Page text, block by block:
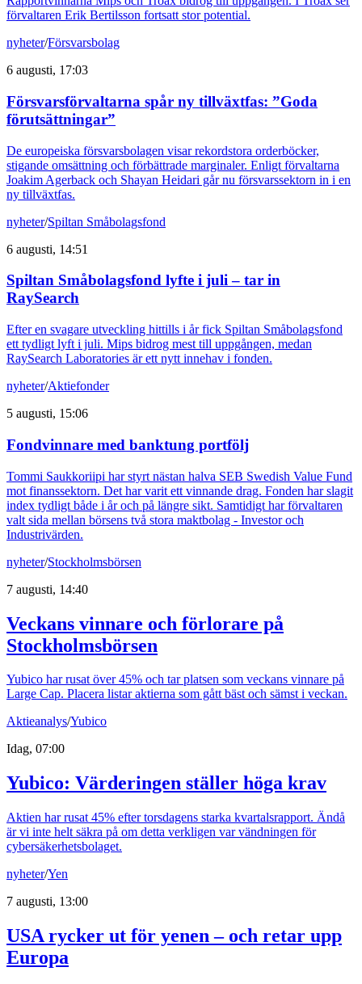
förvaltaren Erik Bertilsson fortsatt stor potential.
nyheter/Försvarsbolag
6 augusti, 17:03
Försvarsförvaltarna spår ny tillväxtfas: ”Goda
förutsättningar”
De europeiska försvarsbolagen visar rekordstora orderböcker,
stigande omsättning och förbättrade marginaler. Enligt förvaltarna
Joakim Agerback och Shayan Heidari går nu försvarssektorn in i en
ny tillväxtfas.
nyheter/Spiltan Småbolagsfond
6 augusti, 14:51
Spiltan Småbolagsfond lyfte i juli – tar in
RaySearch
Efter en svagare utveckling hittills i år fick Spiltan Småbolagsfond
ett tydligt lyft i juli. Mips bidrog mest till uppgången, medan
RaySearch Laboratories är ett nytt innehav i fonden.
nyheter/Aktiefonder
5 augusti, 15:06
Fondvinnare med banktung portfölj
Tommi Saukkoriipi har styrt nästan halva SEB Swedish Value Fund
mot finanssektorn. Det har varit ett vinnande drag. Fonden har slagit
index tydligt både i år och på längre sikt. Samtidigt har förvaltaren
valt sida mellan börsens två stora maktbolag - Investor och
Industrivärden.
nyheter/Stockholmsbörsen
7 augusti, 14:40
Veckans vinnare och förlorare på
Stockholmsbörsen
Yubico har rusat över 45% och tar platsen som veckans vinnare på
Large Cap. Placera listar aktierna som gått bäst och sämst i veckan.
Aktieanalys/Yubico
Idag, 07:00
Yubico: Värderingen ställer höga krav
Aktien har rusat 45% efter torsdagens starka kvartalsrapport. Ändå
är vi inte helt säkra på om detta verkligen var vändningen för
cybersäkerhetsbolaget.
nyheter/Yen
7 augusti, 13:00
USA rycker ut för yenen – och retar upp
Europa